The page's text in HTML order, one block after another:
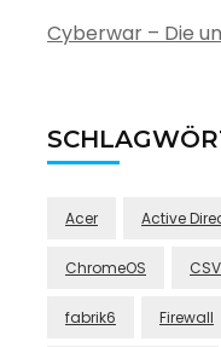
Cyberwar – Die
Acer Active
ChromeOS CSV
fabrik6 Firewall